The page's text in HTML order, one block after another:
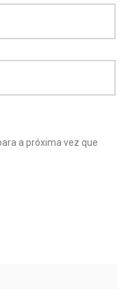
a próxima vez que